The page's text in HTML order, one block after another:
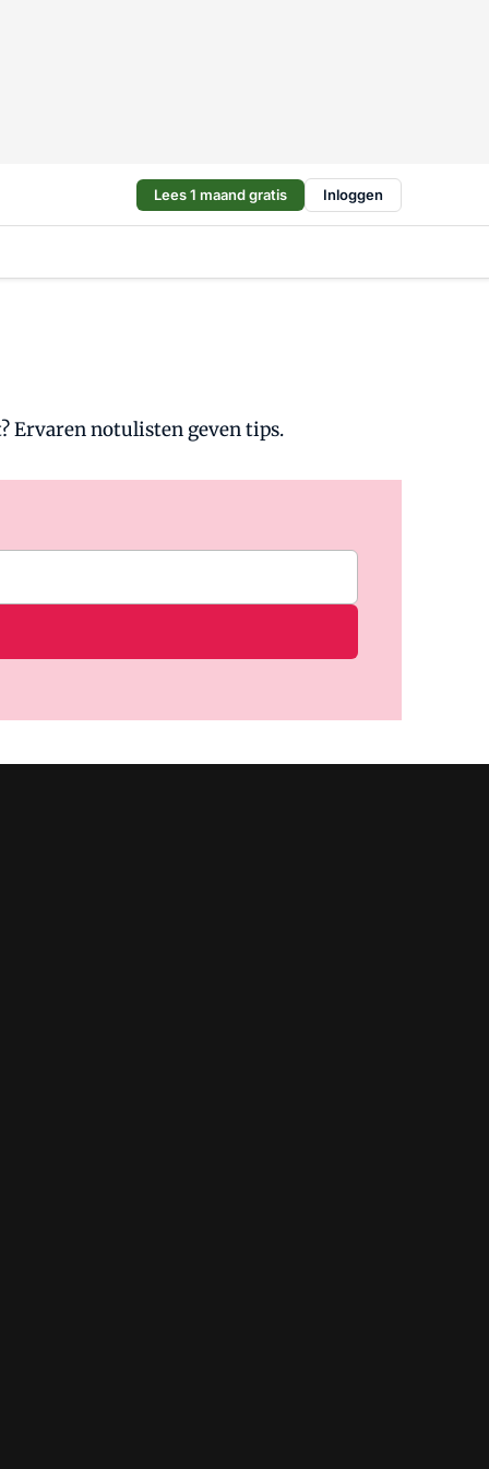
Lees 1 maand gratis Inloggen
Ervaren notulisten geven tips.